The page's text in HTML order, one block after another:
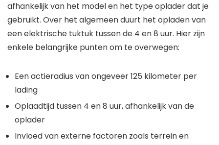
afhankelijk van het model en het type oplader dat je
gebruikt. Over het algemeen duurt het opladen van
een elektrische tuktuk tussen de 4 en 8 uur. Hier zijn
enkele belangrijke punten om te overwegen:
Een actieradius van ongeveer 125 kilometer per
lading
Oplaadtijd tussen 4 en 8 uur, afhankelijk van de
oplader
Invloed van externe factoren zoals terrein en